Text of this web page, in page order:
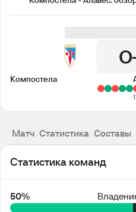
0
Компостела
Матч Статистика Составы
Статистика команд
50%